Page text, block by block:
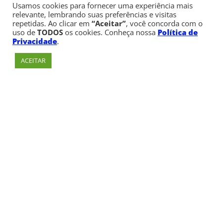
Usamos cookies para fornecer uma experiência mais
relevante, lembrando suas preferências e visitas
repetidas. Ao clicar em “Aceitar”, você concorda com o
uso de TODOS os cookies. Conheça nossa Política de
Privacidade.
ACEITAR